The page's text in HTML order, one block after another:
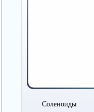
Соленоиды